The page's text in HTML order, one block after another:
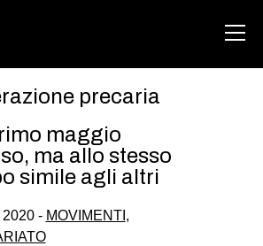
HOME
ABOUT
DEGENERAZIONE
precaria
maggio
ma allo stesso
simile agli altri
2020 - MOVIMENTI ,